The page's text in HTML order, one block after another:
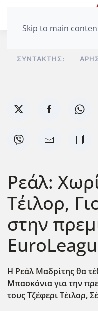
Skip to main
ΣΥΝΤΆΚΤΗΣ:
Ρεάλ:
Τέιλορ,
στην
Η Ρεάλ Μαδρίτης θα
Μπασκόνια για την
τους Τζέφερι Τέιλορ,